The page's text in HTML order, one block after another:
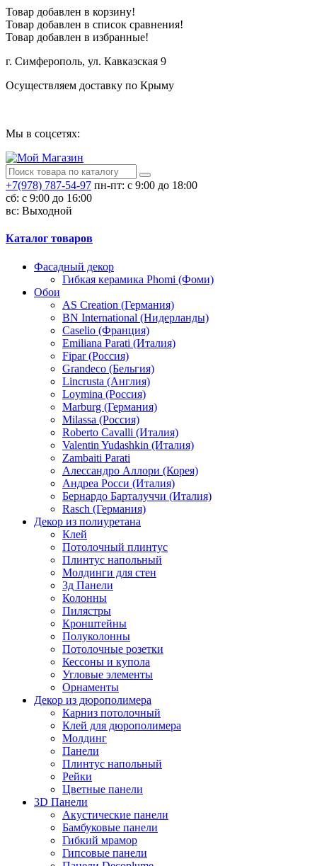
Товар добавлен в корзину!
Товар добавлен в список сравнения!
Товар добавлен в избранные!
г. Симферополь, ул. Кавказская 9
Осуществляем доставку по Крыму
Мы в соцсетях:
+7(978) 787-54-97 пн-пт: с 9:00 до 18:00
сб: c 9:00 до 16:00
вс: Выходной
Каталог товаров
Фасадный декор
Гибкая керамика Phomi (Фоми)
Обои
AS Creation (Германия)
BN International (Нидерланды)
Caselio (Франция)
Emiliana Parati (Италия)
Fipar (Россия)
Grandeco (Бельгия)
Lincrusta (Англия)
Loymina (Россия)
Marburg (Германия)
Milassa (Россия)
Roberto Cavalli (Италия)
Valentin Yudashkin (Италия)
Zambaiti Parati
Алессандро Аллори (Корея)
Андреа Росси (Италия)
Бернардо Барталуччи (Италия)
Rasch (Германия)
Декор из полиуретана
Клей
Потолочный плинтус
Плинтус напольный
Молдинги для стен
3д Панели
Колонны
Пилястры
Кронштейны
Полуколонны
Потолочные розетки
Кессоны и купола
Угловые элементы
Орнаменты
Декор из дюрополимера
Карниз потолочный
Клей для дюрополимера
Молдинг
Панели
Плинтус напольный
Рейки
Цветные панели
3D Панели
Акустические панели
Бамбуковые панели
Гибкий мрамор
Гипсовые панели